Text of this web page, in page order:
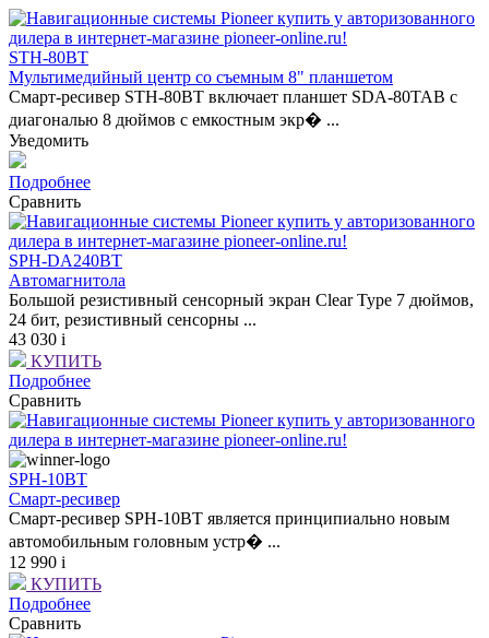
STH-80BT
Мультимедийный центр со съемным 8" планшетом
Смарт-ресивер STH-80BT включает планшет SDA-80TAB с
диагональю 8 дюймов с емкостным экр� ...
Уведомить
Подробнее
Сравнить
SPH-DA240BT
Автомагнитола
Большой резистивный сенсорный экран Clear Type 7 дюймов,
24 бит, резистивный сенсорны ...
43 030 i
КУПИТЬ
Подробнее
Сравнить
SPH-10BT
Смарт-ресивер
Смарт-ресивер SPH-10BT является принципиально новым
автомобильным головным устр� ...
12 990 i
КУПИТЬ
Подробнее
Сравнить